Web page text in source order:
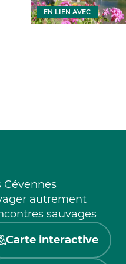
EN LIEN AVEC
Cévennes
autrement
sauvages
Carte interactive